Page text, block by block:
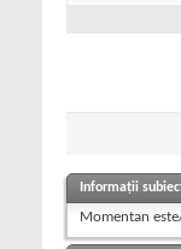
Informații
Momentan